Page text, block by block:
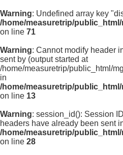
Warning: Undefined array key
/home/measuretrip/
on line 71
Warning: Cannot modify header
sent by (output started at
/home/measuretrip/public_html/
in
/home/measuretrip/
on line 13
Warning: session_id(): Session
headers have already been sent
/home/measuretrip/
on line 28